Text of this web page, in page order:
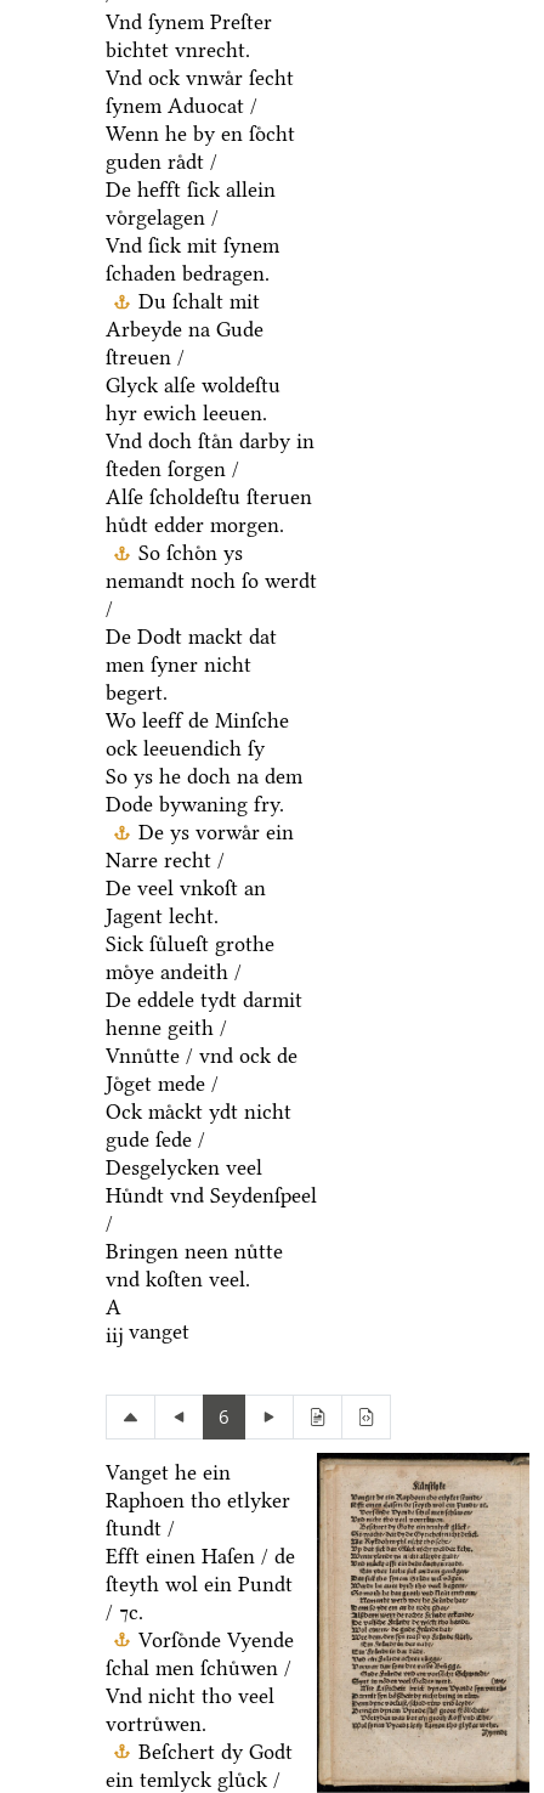
Vnd ſynem Preſter
bichtet vnrecht.
Vnd ock vnwaͤr ſecht
ſynem Aduocat /
Wenn he by en ſoͤcht
guden raͤdt /
De hefft ſick allein
voͤrgelagen /
Vnd ſick mit ſynem
ſchaden bedragen.
Du ſchalt mit
Arbeyde na Gude
ſtreuen /
Glyck alſe woldeſtu
hyr ewich leeuen.
Vnd doch ſtaͤn darby in
ſteden ſorgen /
Alſe ſcholdeſtu ſteruen
huͤdt edder morgen.
So ſchoͤn ys
nemandt noch ſo werdt
/
De Dodt mackt dat
men ſyner nicht
begert.
Wo leeff de Minſche
ock leeuendich ſy
So ys he doch na dem
Dode bywaning fry.
De ys vorwaͤr ein
Narre recht /
De veel vnkoſt an
Jagent lecht.
Sick ſuͤlueſt grothe
moͤye andeith /
De eddele tydt darmit
henne geith /
Vnnuͤtte / vnd ock de
Joͤget mede /
Ock maͤckt ydt nicht
gude ſede /
Desgelycken veel
Huͤndt vnd Seydenſpeel
/
Bringen neen nuͤtte
vnd koſten veel.
A
iij vanget
6
Vanget he ein
Raphoen tho etlyker
ſtundt /
Efft einen Haſen / de
ſteyth wol ein Pundt
/ ⁊c.
Vorſoͤnde Vyende
ſchal men ſchuͤwen /
Vnd nicht tho veel
vortruͤwen.
Beſchert dy Godt
ein temlyck gluͤck /